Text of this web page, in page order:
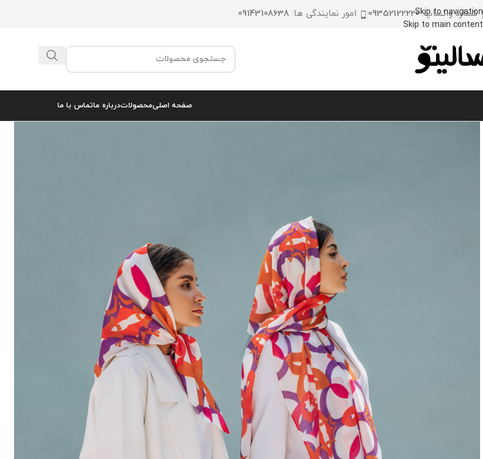
Skip to navigation
Skip to main content
شماره واتساپ:09352122220 امور نمایندگی ها: 09143108638
صفحه اصلیمحصولاتدرباره ماتماس با ما